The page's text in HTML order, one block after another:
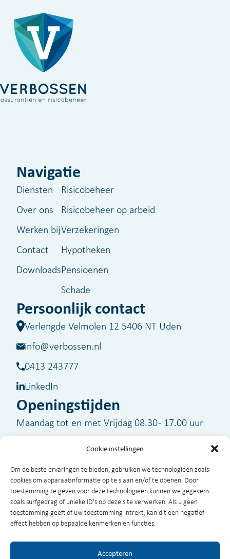
Cookie instellingen
Om de beste ervaringen te bieden, gebruiken we technologieën zoals
cookies om apparaatinformatie op te slaan en/of te openen. Door
toestemming te geven voor deze technologieën kunnen we gegevens
zoals surfgedrag of unieke ID's op deze site verwerken. Als u geen
toestemming geeft of uw toestemming intrekt, kan dit een negatief
effect hebben op bepaalde kenmerken en functies.
Accepteren
Navigatie
Diensten
Over ons
Werken bij
Contact
Downloads
Risicobeheer
Risicobeheer op arbeid
Verzekeringen
Hypotheken
Pensioenen
Schade
Persoonlijk contact
Verlengde Velmolen 12 5406 NT Uden
info@verbossen.nl
0413 243777
LinkedIn
Openingstijden
Maandag tot en met Vrijdag 08.30 - 17.00 uur
Buiten kantooruren zijn wij voor spoedgevallen
bereikbaar op telefoonnummer06-51329320
©2026 Verbossen